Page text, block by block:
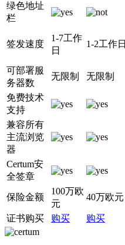
绿色地址
栏
签发速度
1-7工作
日
1-2工作日
可部署服
务器数
无限制 无限制
免费技术
支持
兼容所有
主流浏览
器
Certum安
全签章
保险金额
100万欧
元
40万欧元
证书购买 购买 购买